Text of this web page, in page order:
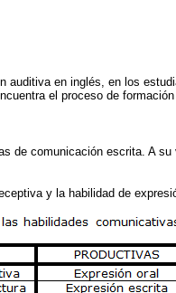
en inglés, en los
el proceso de
de comunicación escrita. A
y la habilidad de